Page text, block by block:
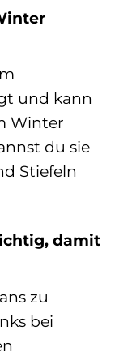
und kann
Winter
du sie
Stiefeln
damit
zu
bei